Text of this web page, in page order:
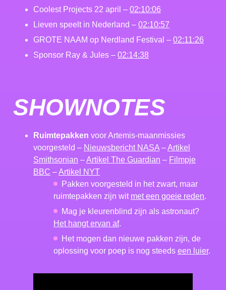
Coolest Projects 22 april – 02:10:06
Lieven speelt in Nederland – 02:10:57
GROTE NAAM op Nerdland Festival – 02:11:26
Sponsor Ray & Jules – 02:14:38
SHOWNOTES
Ruimtepakken voor Artemis-maanmissies
voorgesteld – Nieuwsbericht NASA –Artikel
Smithsonian –Artikel The Guardian – Filmpje
BBC –Artikel NYT
Pakken voorgesteld in het zwart, maar
ruimtepakken zijn wit met een goeie reden.
Mag je kleurenblind zijn als astronaut?
Het hangt ervan af.
Het mogen dan nieuwe pakken zijn, de
oplossing voor poep is nog steeds een luier.